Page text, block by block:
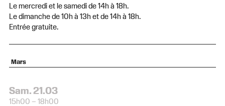
Le mercredi et le samedi de 14h à 18h.
Le dimanche de 10h à 13h et de 14h à 18h.
Entrée gratuite.
Mars
Sam. 21.03
15h00 – 18h00